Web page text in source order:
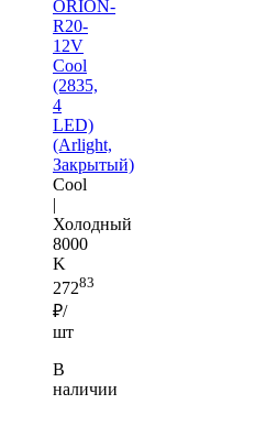
ORION-
R20-
12V
Cool
(2835,
4
LED)
(Arlight,
Закрытый)
Cool
|
Холодный
8000
K
27283
₽/
шт
В
наличии